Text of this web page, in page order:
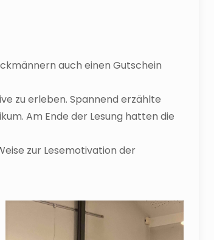
auch einen Gutschein
zu erleben. Spannend erzählte
Am Ende der Lesung hatten die
zur Lesemotivation der